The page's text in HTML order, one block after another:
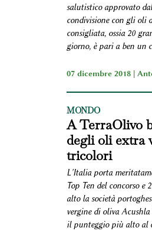
salutistico approvato
condivisione con gli oli
consigliata, ossia 20
giorno, è pari a ben un
07 dicembre 2018 |
MONDO
A TerraOlivo
degli oli extra
tricolori
L'Italia porta
Top Ten del concorso e
alto la società
vergine di oliva
il punteggio più alto al